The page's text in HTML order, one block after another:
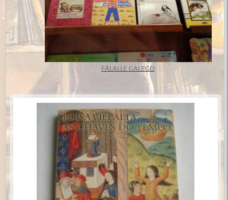
FÁLALLE GALEGO